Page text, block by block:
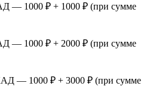
— 1000 ₽ + 1000 ₽ (при сумме
— 1000 ₽ + 2000 ₽ (при сумме
— 1000 ₽ + 3000 ₽ (при сумме